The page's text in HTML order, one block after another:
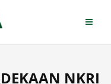
NKRI